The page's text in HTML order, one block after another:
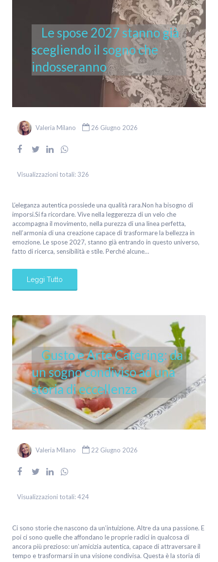
Le spose 2027 stanno già
scegliendo il sogno che
indosseranno
Valeria Milano 26 Giugno 2026
Visualizzazioni totali: 326
L’eleganza autentica possiede una qualità rara.Non ha bisogno di
imporsi.Si fa ricordare. Vive nella leggerezza di un velo che
accompagna il movimento, nella purezza di una linea perfetta,
nell’armonia di una creazione capace di trasformare la bellezza in
emozione. Le spose 2027, stanno già entrando in questo universo,
fatto di ricerca, sensibilità e stile. Perché alcune…
Leggi Tutto
Gusto e Arte Catering: da
un sogno condiviso ad una
storia di eccellenza
Valeria Milano 22 Giugno 2026
Visualizzazioni totali:424
Ci sono storie che nascono da un’intuizione. Altre da una passione. E
poi ci sono quelle che affondano le proprie radici in qualcosa di
ancora più prezioso: un’amicizia autentica, capace di attraversare il
tempo e trasformarsi in una visione condivisa. Questa è la storia di